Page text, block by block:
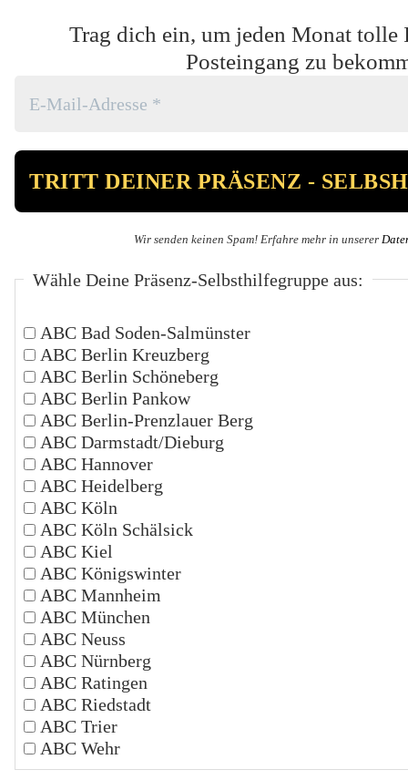
Trag dich ein, um jeden Monat tolle
Posteingang zu
Wir senden keinen Spam! Erfahre mehr in unserer
Wähle Deine Präsenz-Selbsthilfegruppe aus:
ABC Bad Soden-Salmünster
ABC Berlin Kreuzberg
ABC Berlin Schöneberg
ABC Berlin Pankow
ABC Berlin-Prenzlauer Berg
ABC Darmstadt/Dieburg
ABC Hannover
ABC Heidelberg
ABC Köln
ABC Köln Schälsick
ABC Kiel
ABC Königswinter
ABC Mannheim
ABC München
ABC Neuss
ABC Nürnberg
ABC Ratingen
ABC Riedstadt
ABC Trier
ABC Wehr